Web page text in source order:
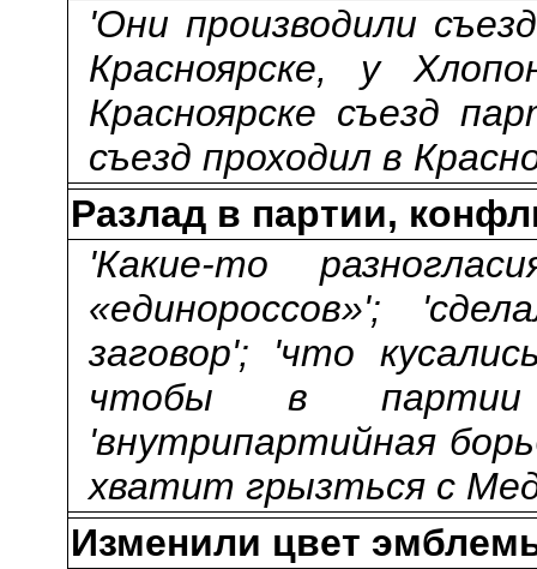
'Они производили
Красноярске, у
Красноярске съезд
съезд проходил в
Разлад в партии,
'Какие-то
«единороссов»';
заговор'; 'что
чтобы в
'внутрипартийная
хватит грызться с
Изменили цвет